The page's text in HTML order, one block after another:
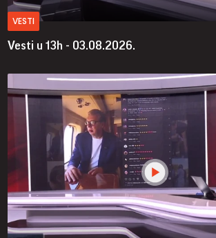
VESTI
Vesti u 13h - 03.08.2026.